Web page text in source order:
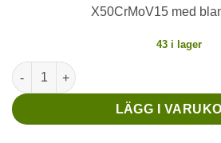
X50CrMoV15 med
43 i lager
Knivblad Kökskniv Lauri Filéblad 130
LÄGG I